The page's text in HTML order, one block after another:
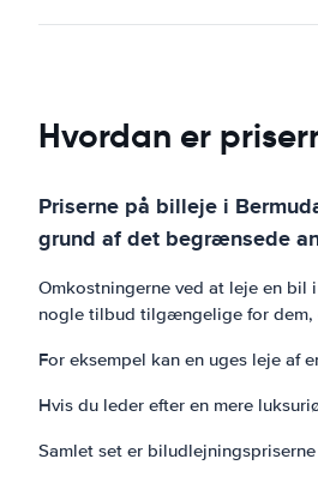
Hvordan er
Priserne på billeje i
grund af det begrænsede
Omkostningerne ved at leje en bil
nogle tilbud tilgængelige for dem,
For eksempel kan en uges leje
Hvis du leder efter en mere
Samlet set er